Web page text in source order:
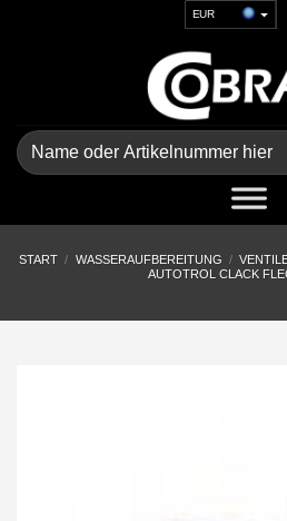
EUR
GBP
CHF
UAH
Suchen
nach:
START / WASSERAUFBEREITUNG /
AUTOTROL CLACK